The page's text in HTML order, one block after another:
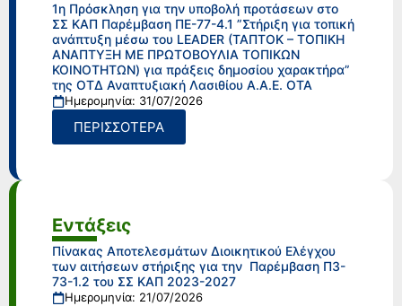
1η Πρόσκληση για την υποβολή προτάσεων στο
ΣΣ ΚΑΠ Παρέμβαση ΠΕ-77-4.1 ”Στήριξη για τοπική
ανάπτυξη μέσω του LEADER (ΤΑΠΤΟΚ – ΤΟΠΙΚΗ
ΑΝΑΠΤΥΞΗ ΜΕ ΠΡΩΤΟΒΟΥΛΙΑ ΤΟΠΙΚΩΝ
ΚΟΙΝΟΤΗΤΩΝ) για πράξεις δημοσίου χαρακτήρα”
της ΟΤΔ Αναπτυξιακή Λασιθίου Α.Α.Ε. ΟΤΑ
Ημερομηνία: 31/07/2026
ΠΕΡΙΣΣΟΤΕΡΑ
Εντάξεις
Πίνακας Αποτελεσμάτων Διοικητικού Ελέγχου
των αιτήσεων στήριξης για την Παρέμβαση Π3-
73-1.2 του ΣΣ ΚΑΠ 2023-2027
Ημερομηνία: 21/07/2026